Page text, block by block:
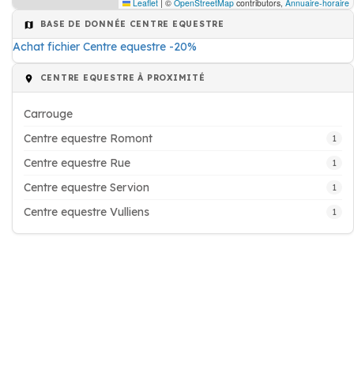
Leaflet | © OpenStreetMap contributors, Annuaire-horaire
BASE DE DONNÉE CENTRE EQUESTRE
Achat fichier Centre equestre -20%
CENTRE EQUESTRE À PROXIMITÉ
Carrouge
Centre equestre Romont
1
Centre equestre Rue 1
Centre equestre Servion 1
Centre equestre Vulliens 1